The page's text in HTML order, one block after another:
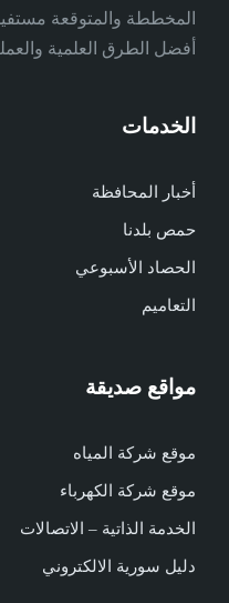
المخططة والمتوقعة
أفضل الطرق العلمية
الخدمات
أخبار المحافظة
حمص بلدنا
الحصاد الأسبوعي
التعاميم
مواقع صديقة
موقع شركة المياه
موقع شركة الكهرباء
الخدمة الذاتية – الاتصالات
دليل سورية الالكتروني